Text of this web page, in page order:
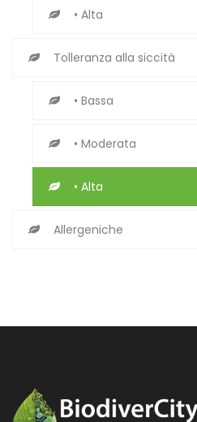
• Alta
Tolleranza alla siccità
• Bassa
• Moderata
• Alta
Allergeniche